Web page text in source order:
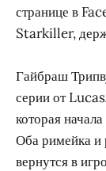
странице в
Starkiller,
Гайбраш
серии от
которая
Оба римейка и
вернутся в